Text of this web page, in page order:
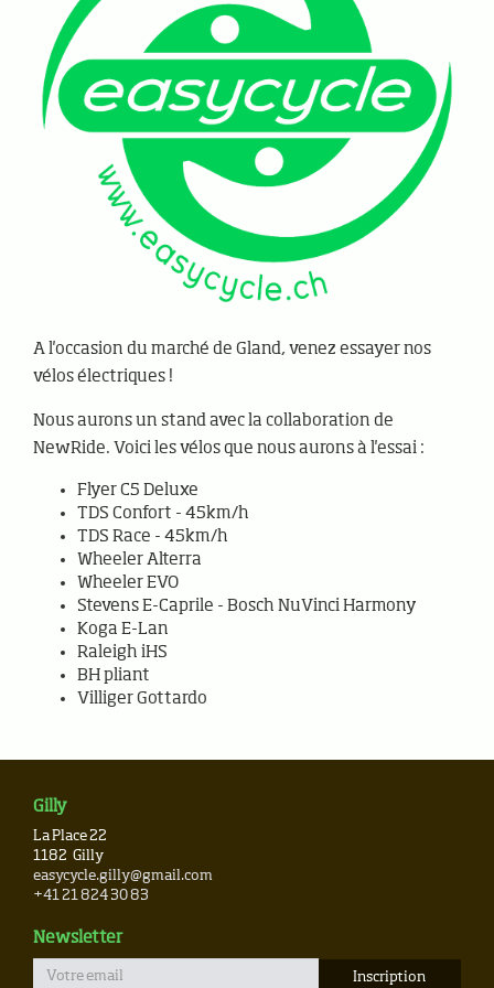
A l'occasion du marché de Gland, venez essayer nos
vélos électriques !
Nous aurons un stand avec la collaboration de
NewRide. Voici les vélos que nous aurons à l'essai :
Flyer C5 Deluxe
TDS Confort - 45km/h
TDS Race - 45km/h
Wheeler Alterra
Wheeler EVO
Stevens E-Caprile - Bosch NuVinci Harmony
Koga E-Lan
Raleigh iHS
BH pliant
Villiger Gottardo
Gilly
La Place 22
1182 Gilly
easycycle.gilly@gmail.com
+41 21 824 30 83
Newsletter